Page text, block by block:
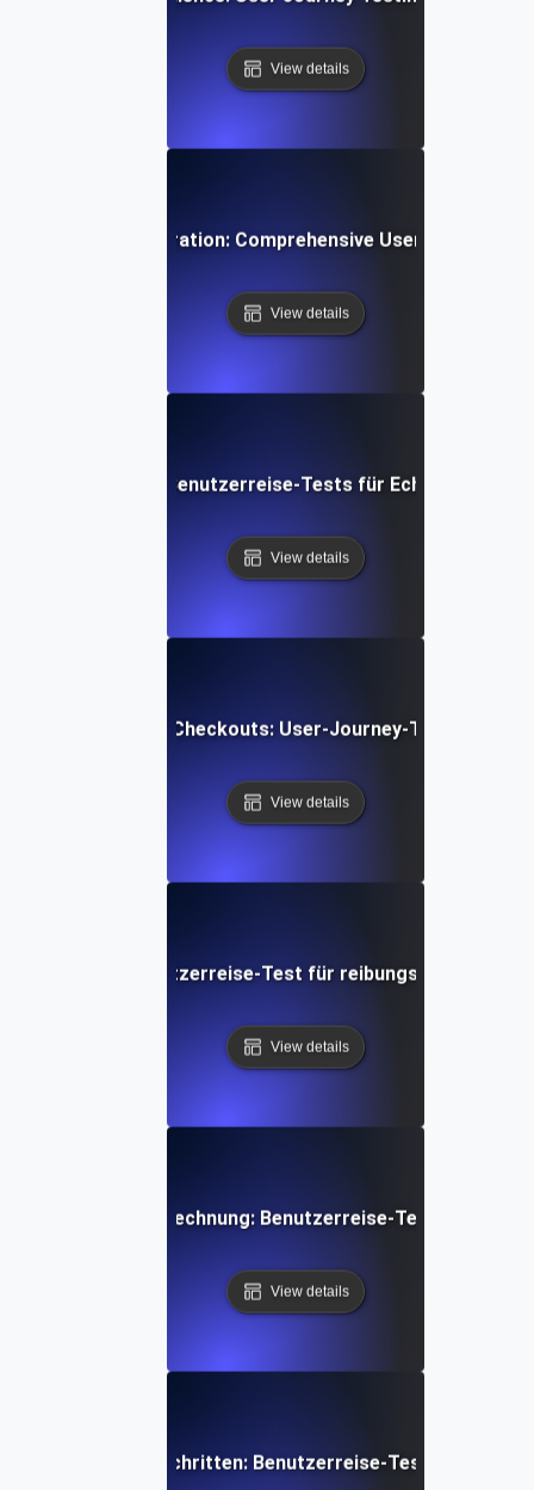
View details
Step User Registration: Comprehensive User Journey
View details
Streaming: Benutzerreise-Tests für Echtzeit-
View details
von E-Commerce-Checkouts: User-Journey-Tests für
View details
Erlebnis: Benutzerreise-Test für reibungslose
View details
und der Abrechnung: Benutzerreise-Tests zur
View details
von Spielerfortschritten: Benutzerreise-Tests für